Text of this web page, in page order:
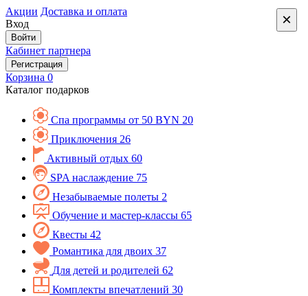
Акции Доставка и оплата
Вход
Войти
Кабинет партнера
Регистрация
Корзина 0
Каталог подарков
Спа программы от 50 BYN 20
Приключения 26
Активный отдых 60
SPA наслаждение 75
Незабываемые полеты 2
Обучение и мастер-классы 65
Квесты 42
Романтика для двоих 37
Для детей и родителей 62
Комплекты впечатлений 30
×